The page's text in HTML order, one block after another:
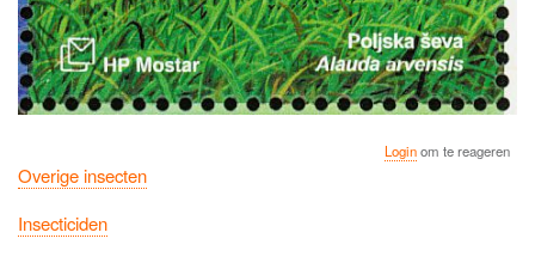
Loginom te reageren
Overige insecten
Insecticiden